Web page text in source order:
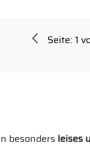
Seite:1
besonders leises